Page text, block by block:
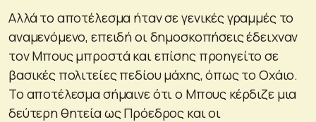
Αλλά το αποτέλεσμα ήταν σε γενικές γραμμές το
αναμενόμενο, επειδή οι δημοσκοπήσεις έδειχναν
τον Μπους μπροστά και επίσης προηγείτο σε
βασικές πολιτείες πεδίου μάχης, όπως το Οχάιο.
Το αποτέλεσμα σήμαινε ότι ο Μπους κέρδιζε μια
δεύτερη θητεία ως Πρόεδρος και οι